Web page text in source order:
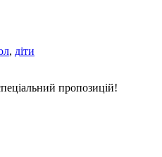
, діти
пропозицій!